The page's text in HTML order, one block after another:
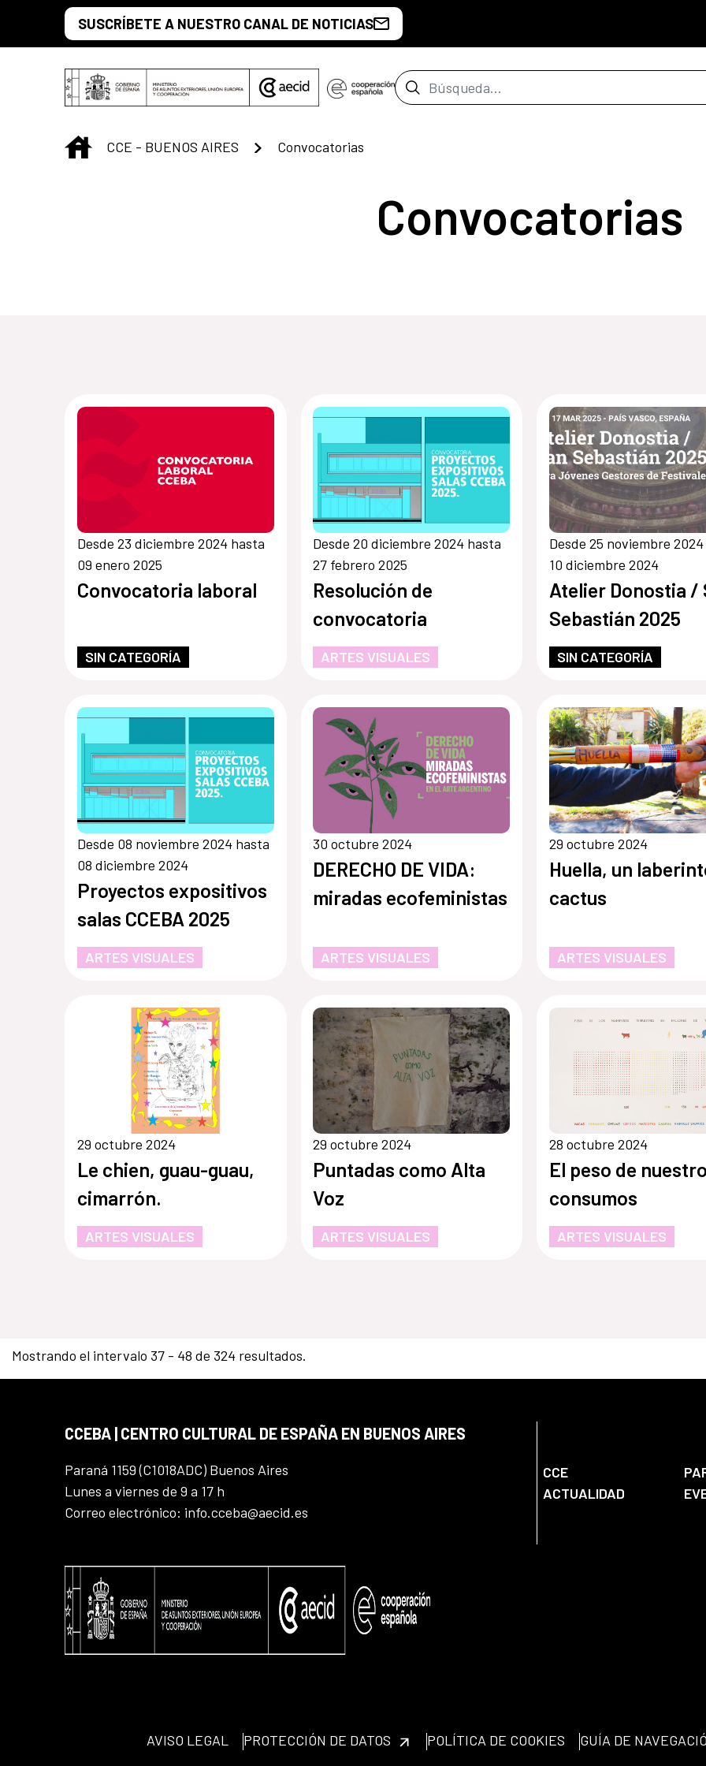
Saltar al contenido principal
SUSCRÍBETE A NUESTRO CANAL DE NOTICIAS
Barra de búsqueda
INICIO
CCE - BUENOS AIRES Convocatorias
Convocatorias
Desde 23 diciembre 2024 hasta
09 enero 2025
Convocatoria laboral
SIN CATEGORÍA
Desde 20 diciembre 2024 hasta
27 febrero 2025
Resolución de
convocatoria
ARTES VISUALES
Desde 25 noviembre
10 diciembre 2024
Atelier Donostia /
Sebastián 2025
SIN CATEGORÍA
Desde 08 noviembre 2024 hasta
08 diciembre 2024
Proyectos expositivos
salas CCEBA 2025
ARTES VISUALES
30 octubre 2024
DERECHO DE VIDA:
miradas ecofeministas
ARTES VISUALES
29 octubre 2024
Huella, un
cactus
ARTES VISUALES
29 octubre 2024
Le chien, guau-guau,
cimarrón.
ARTES VISUALES
29 octubre 2024
Puntadas como Alta
Voz
ARTES VISUALES
28 octubre 2024
El peso de
consumos
ARTES VISUALES
Mostrando el intervalo 37 - 48 de 324 resultados.
CCEBA | CENTRO CULTURAL DE ESPAÑA EN BUENOS AIRES
Paraná 1159 (C1018ADC) Buenos Aires
Lunes a viernes de 9 a 17 h
Correo electrónico: info.cceba@aecid.es
CCE
ACTUALIDAD
AVISO LEGAL PROTECCIÓN DE DATOS POLÍTICA DE COOKIES GUÍA DE